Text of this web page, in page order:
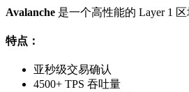
Avalanche 是一个高性能的 Layer 1 区
特点：
亚秒级交易确认
4500+ TPS 吞吐量